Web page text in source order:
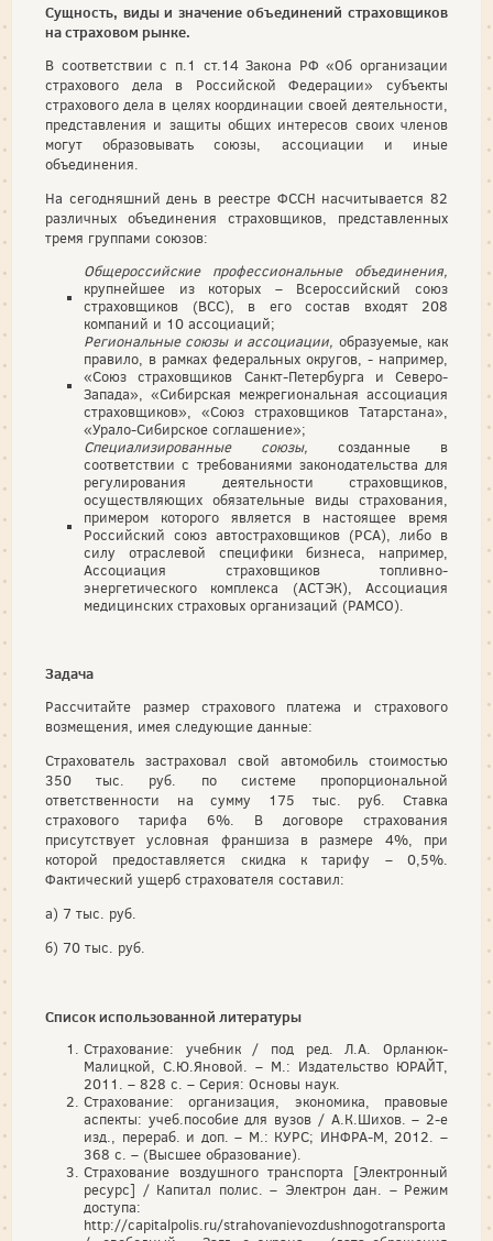
Сущность, виды и значение объединений страховщиков
на страховом рынке.
В соответствии с п.1 ст.14 Закона РФ «Об организации
страхового дела в Российской Федерации» субъекты
страхового дела в целях координации своей деятельности,
представления и защиты общих интересов своих членов
могут образовывать союзы, ассоциации и иные
объединения.
На сегодняшний день в реестре ФССН насчитывается 82
различных объединения страховщиков, представленных
тремя группами союзов:
Общероссийские профессиональные объединения,
крупнейшее из которых – Всероссийский союз
страховщиков (ВСС), в его состав входят 208
компаний и 10 ассоциаций;
Региональные союзы и ассоциации, образуемые, как
правило, в рамках федеральных округов, - например,
«Союз страховщиков Санкт-Петербурга и Северо-
Запада», «Сибирская межрегиональная ассоциация
страховщиков», «Союз страховщиков Татарстана»,
«Урало-Сибирское соглашение»;
Специализированные союзы, созданные в
соответствии с требованиями законодательства для
регулирования деятельности страховщиков,
осуществляющих обязательные виды страхования,
примером которого является в настоящее время
Российский союз автостраховщиков (РСА), либо в
силу отраслевой специфики бизнеса, например,
Ассоциация страховщиков топливно-
энергетического комплекса (АСТЭК), Ассоциация
медицинских страховых организаций (РАМСО).
Задача
Рассчитайте размер страхового платежа и страхового
возмещения, имея следующие данные:
Страхователь застраховал свой автомобиль стоимостью
350 тыс. руб. по системе пропорциональной
ответственности на сумму 175 тыс. руб. Ставка
страхового тарифа 6%. В договоре страхования
присутствует условная франшиза в размере 4%, при
которой предоставляется скидка к тарифу – 0,5%.
Фактический ущерб страхователя составил:
а) 7 тыс. руб.
б) 70 тыс. руб.
Список использованной литературы
Страхование: учебник / под ред. Л.А. Орланюк-
Малицкой, С.Ю.Яновой. – М.: Издательство ЮРАЙТ,
2011. – 828 с. – Серия: Основы наук.
Страхование: организация, экономика, правовые
аспекты: учеб.пособие для вузов / А.К.Шихов. – 2-е
изд., перераб. и доп. – М.: КУРС; ИНФРА-М, 2012. –
368 с. – (Высшее образование).
Страхование воздушного транспорта [Электронный
ресурс] / Капитал полис. – Электрон дан. – Режим
доступа:
http://capitalpolis.ru/strahovanievozdushnogotransporta